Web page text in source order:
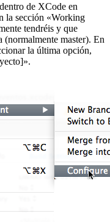
de XCode en
la sección «Working
tendréis y que
(normalmente master). En
la última opción,